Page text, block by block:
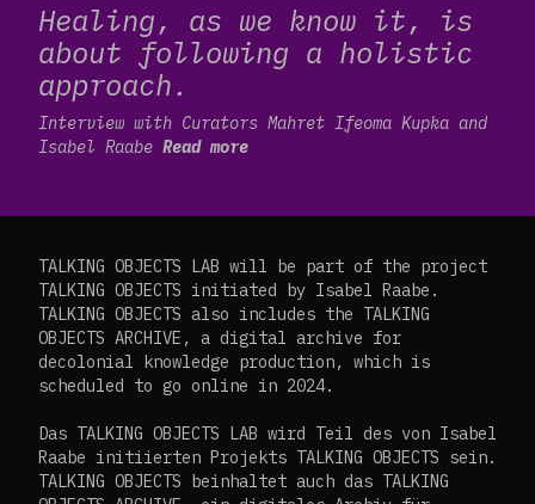
Healing, as we know it, is
about following a holistic
approach.
Interview with Curators Mahret Ifeoma Kupka and
Isabel Raabe Read more
TALKING OBJECTS LAB will be part of the project
TALKING OBJECTS initiated by Isabel Raabe.
TALKING OBJECTS also includes the TALKING
OBJECTS ARCHIVE, a digital archive for
decolonial knowledge production, which is
scheduled to go online in 2024.
Das TALKING OBJECTS LAB wird Teil des von Isabel
Raabe initiierten Projekts TALKING OBJECTS sein.
TALKING OBJECTS beinhaltet auch das TALKING